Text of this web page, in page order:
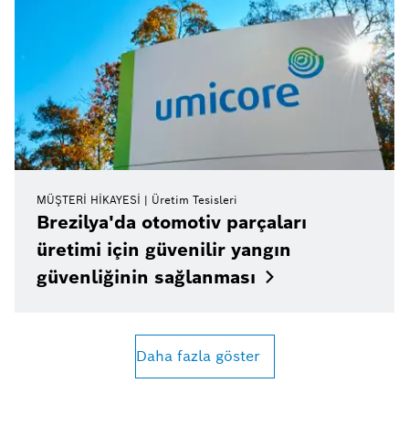
MÜŞTERI HIKAYESI Üretim Tesisleri
Brezilya'da otomotiv parçaları
üretimi için güvenilir yangın
güvenliğinin sağlanması
Daha fazla göster